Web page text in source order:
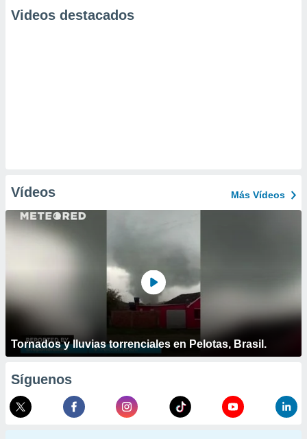
Videos destacados
Vídeos Más Vídeos
Tornados y lluvias torrenciales en Pelotas, Brasil.
Síguenos